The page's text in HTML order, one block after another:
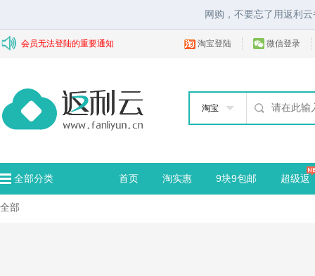
网购，不要忘了用返利
会员无法登陆的重要通知 淘宝登陆 微信登录
淘宝
全部分类 首页 淘实惠 9块9包邮 超级返
全部